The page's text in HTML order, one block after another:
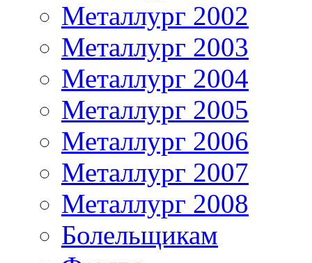
Металлург 2002
Металлург 2003
Металлург 2004
Металлург 2005
Металлург 2006
Металлург 2007
Металлург 2008
Болельщикам